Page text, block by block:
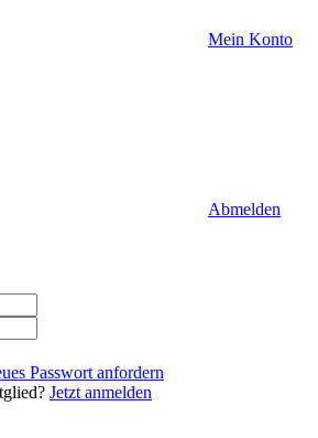
Mein Konto
Abmelden
Passwort anfordern
Jetzt anmelden